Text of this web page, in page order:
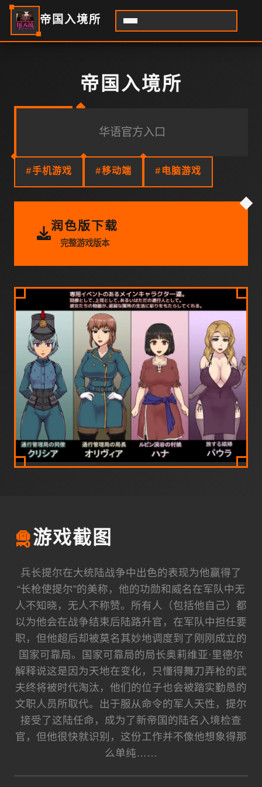
帝国入境所
帝国入境所
华语官方入口
#手机游戏 #移动端 #电脑游戏
润色版下载
完整游戏版本
🛅游戏截图
兵长提尔在大统陆战争中出色的表现为他赢得了
“长枪使提尔”的美称，他的功勋和威名在军队中无
人不知晓，无人不称赞。所有人（包括他自己）都
以为他会在战争结束后陆路升官，在军队中担任要
职，但他超后却被莫名其妙地调度到了刚刚成立的
国家可靠局。国家可靠局的局长奥莉维亚·里德尔
解释说这是因为天地在变化，只懂得舞刀弄枪的武
夫终将被时代淘汰，他们的位子也会被踏实勤恳的
文职人员所取代。出于服从命令的军人天性，提尔
接受了这陆任命，成为了新帝国的陆名入境检查
官，但他很快就识别，这份工作并不像他想象得那
么单纯……